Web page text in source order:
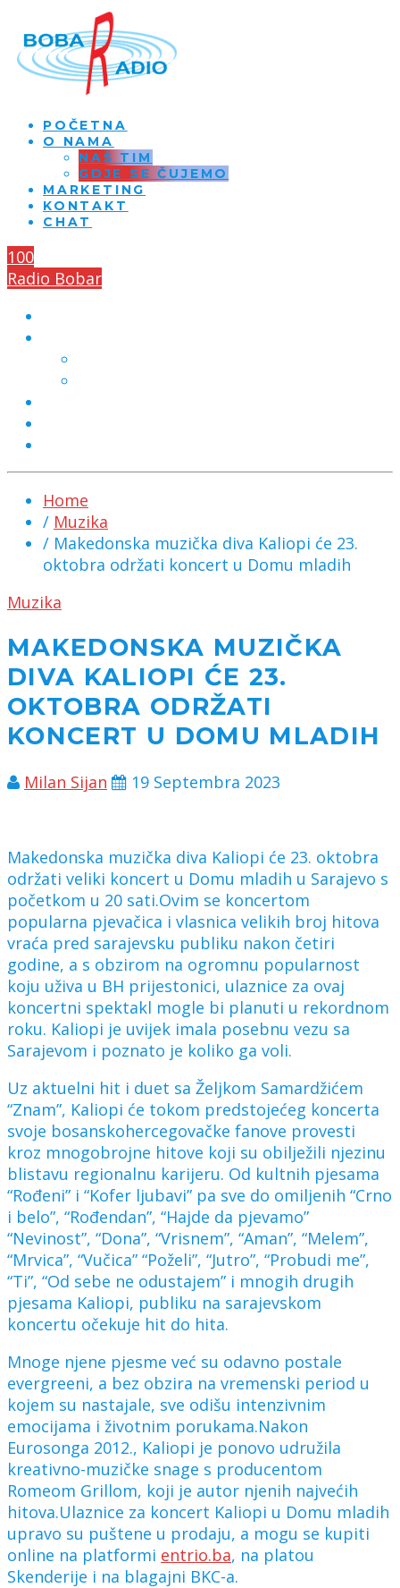
POČETNA
O NAMA
NAŠ TIM
GDJE SE ČUJEMO
MARKETING
KONTAKT
CHAT
100
Radio Bobar
Home
/ Muzika
/ Makedonska muzička diva Kaliopi će 23.
oktobra održati koncert u Domu mladih
Muzika
MAKEDONSKA MUZIČKA
DIVA KALIOPI ĆE 23.
OKTOBRA ODRŽATI
KONCERT U DOMU MLADIH
Milan Sijan 19 Septembra 2023
Makedonska muzička diva Kaliopi će 23. oktobra
održati veliki koncert u Domu mladih u Sarajevo s
početkom u 20 sati.Ovim se koncertom
popularna pjevačica i vlasnica velikih broj hitova
vraća pred sarajevsku publiku nakon četiri
godine, a s obzirom na ogromnu popularnost
koju uživa u BH prijestonici, ulaznice za ovaj
koncertni spektakl mogle bi planuti u rekordnom
roku. Kaliopi je uvijek imala posebnu vezu sa
Sarajevom i poznato je koliko ga voli.
Uz aktuelni hit i duet sa Željkom Samardžićem
“Znam”, Kaliopi će tokom predstojećeg koncerta
svoje bosanskohercegovačke fanove provesti
kroz mnogobrojne hitove koji su obilježili njezinu
blistavu regionalnu karijeru. Od kultnih pjesama
“Rođeni” i “Kofer ljubavi” pa sve do omiljenih “Crno
i belo”, “Rođendan”, “Hajde da pjevamo”
“Nevinost”, “Dona”, “Vrisnem”, “Aman”, “Melem”,
“Mrvica”, “Vučica” “Poželi”, “Jutro”, “Probudi me”,
“Ti”, “Od sebe ne odustajem” i mnogih drugih
pjesama Kaliopi, publiku na sarajevskom
koncertu očekuje hit do hita.
Mnoge njene pjesme već su odavno postale
evergreeni, a bez obzira na vremenski period u
kojem su nastajale, sve odišu intenzivnim
emocijama i životnim porukama.Nakon
Eurosonga 2012., Kaliopi je ponovo udružila
kreativno-muzičke snage s producentom
Romeom Grillom, koji je autor njenih najvećih
hitova.Ulaznice za koncert Kaliopi u Domu mladih
upravo su puštene u prodaju, a mogu se kupiti
online na platformi entrio.ba, na platou
Skenderije i na blagajni BKC-a.